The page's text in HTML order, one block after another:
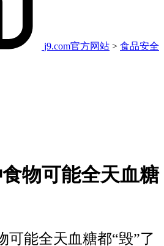
j9.com官方网站 > 食品安全
物可能全天血糖
可能全天血糖都“毁”了